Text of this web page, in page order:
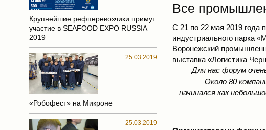
Крупнейшие рефперевозчики примут
участие в SEAFOOD EXPO RUSSIA
2019
25.03.2019
«Робофест» на Микроне
25.03.2019
Все
С 21 по 22 мая 2019 года
индустриального парка
Воронежский
выставка «Логистика
Для нас форум
Около 80
начинался как